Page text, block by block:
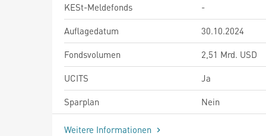
KESt-Meldefonds
-
Auflagedatum
30.10.2024
Fondsvolumen
2,51 Mrd. USD
UCITS
Ja
Sparplan
Nein
Weitere Informationen